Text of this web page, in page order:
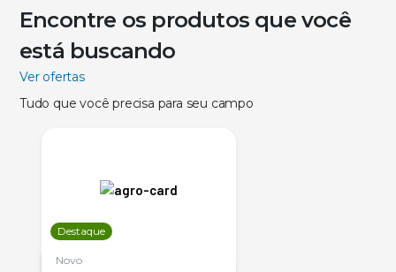
Encontre os produtos que você
está buscando
Ver ofertas
Tudo que você precisa para seu campo
Destaque
Novo